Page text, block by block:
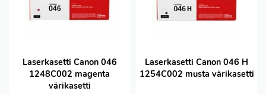
Laserkasetti Canon 046
1248C002 magenta
värikasetti
Laserkasetti Canon 046 H
1254C002 musta värikasetti